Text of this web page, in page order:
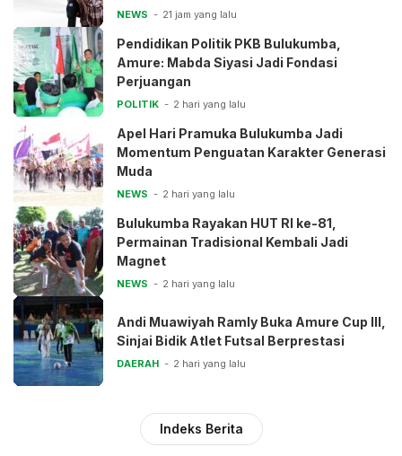
NEWS 21 jam yang lalu
Pendidikan Politik PKB Bulukumba,
Amure: Mabda Siyasi Jadi Fondasi
Perjuangan
POLITIK 2 hari yang lalu
Apel Hari Pramuka Bulukumba Jadi
Momentum Penguatan Karakter Generasi
Muda
NEWS 2 hari yang lalu
Bulukumba Rayakan HUT RI ke-81,
Permainan Tradisional Kembali Jadi
Magnet
NEWS 2 hari yang lalu
Andi Muawiyah Ramly Buka Amure Cup III,
Sinjai Bidik Atlet Futsal Berprestasi
DAERAH 2 hari yang lalu
Indeks Berita